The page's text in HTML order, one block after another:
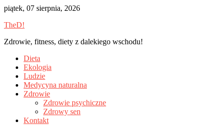
Skip
content
piątek, 07 sierpnia, 2026
TheD!
Zdrowie, fitness, diety z dalekiego wschodu!
Dieta
Ekologia
Ludzie
Medycyna naturalna
Zdrowie
Zdrowie psychiczne
Zdrowy sen
Kontakt